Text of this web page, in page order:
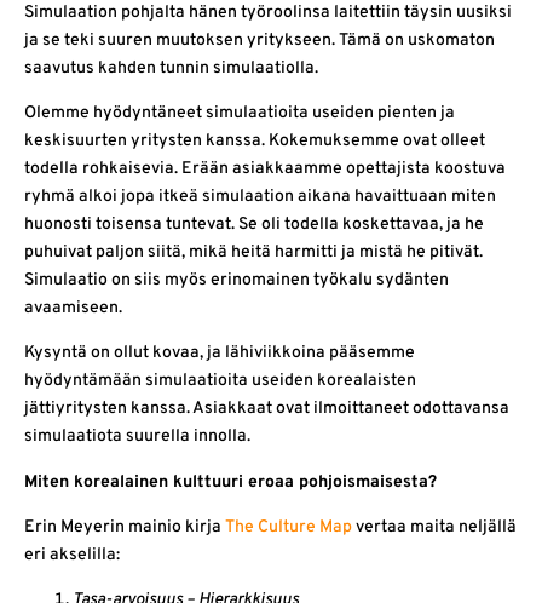
Simulaation pohjalta hänen työroolinsa laitettiin täysin uusiksi
ja se teki suuren muutoksen yritykseen. Tämä on uskomaton
saavutus kahden tunnin simulaatiolla.
Olemme hyödyntäneet simulaatioita useiden pienten ja
keskisuurten yritysten kanssa. Kokemuksemme ovat olleet
todella rohkaisevia. Erään asiakkaamme opettajista koostuva
ryhmä alkoi jopa itkeä simulaation aikana havaittuaan miten
huonosti toisensa tuntevat. Se oli todella koskettavaa, ja he
puhuivat paljon siitä, mikä heitä harmitti ja mistä he pitivät.
Simulaatio on siis myös erinomainen työkalu sydänten
avaamiseen.
Kysyntä on ollut kovaa, ja lähiviikkoina pääsemme
hyödyntämään simulaatioita useiden korealaisten
jättiyritysten kanssa. Asiakkaat ovat ilmoittaneet odottavansa
simulaatiota suurella innolla.
Miten korealainen kulttuuri eroaa pohjoismaisesta?
Erin Meyerin mainio kirja The Culture Mapvertaa maita neljällä
eri akselilla: